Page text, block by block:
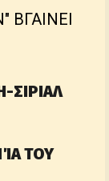
ΣΙΡΙΑΛ
ΤΟΥ